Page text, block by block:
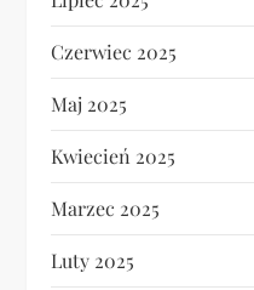
Czerwiec 2025
Maj 2025
Kwiecień 2025
Marzec 2025
Luty 2025